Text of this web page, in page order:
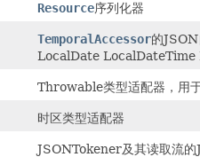
Resource序列化器
TemporalAccessor的
LocalDate LocalDateTime
Throwable类型适配器，用
时区类型适配器
JSONTokener及其读取流的